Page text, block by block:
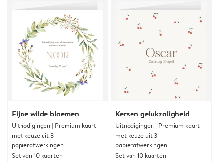
Fijne wilde bloemen
Uitnodigingen | Premium kaart
met keuze uit 3
papierafwerkingen
Set van 10 kaarten
Kersen gelukzaligheid
Uitnodigingen | Premium kaart
met keuze uit 3
papierafwerkingen
Set van 10 kaarten